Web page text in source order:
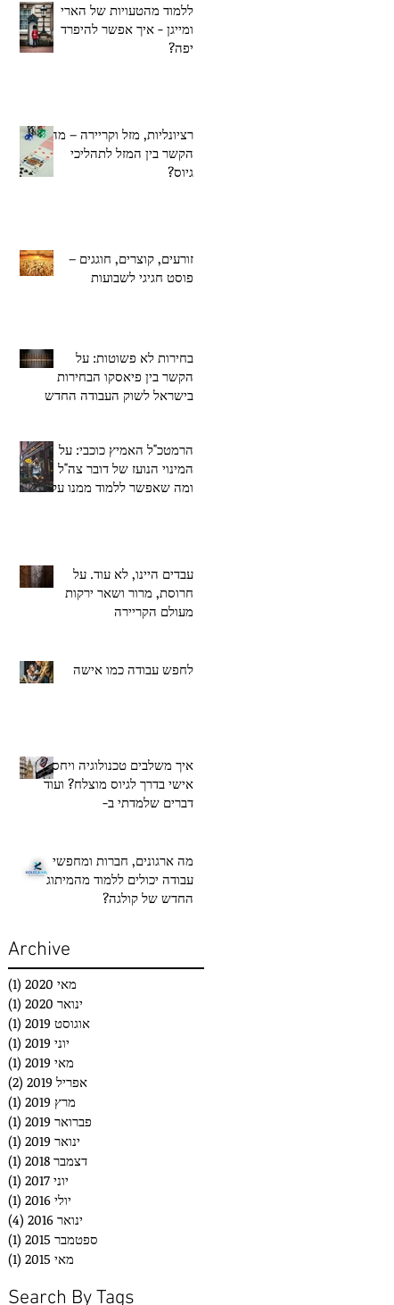
ללמוד מהטעויות של הארי
ומייגן - איך אפשר להיפרד
יפה?
רציונליות, מזל וקריירה – מה
הקשר בין המזל לתהליכי
גיוס?
זורעים, קוצרים, חוגגים –
פוסט חגיגי לשבועות
בחירות לא פשוטות: על
הקשר בין פיאסקו הבחירות
בישראל לשוק העבודה החדש
הרמטכ"ל האמיץ כוכבי: על
המינוי הנועז של דובר צה"ל
ומה שאפשר ללמוד ממנו על
עבדים היינו, לא עוד. על
חרוסת, מרור ושאר ירקות
מעולם הקריירה
לחפש עבודה כמו אישה
איך משלבים טכנולוגיה ויחס
אישי בדרך לגיוס מוצלח? ועוד
דברים שלמדתי ב-
מה ארגונים, חברות ומחפשי
עבודה יכולים ללמוד מהמיתוג
החדש של קולגה?
Archive
מאי 2020 (1)
ינואר 2020
(1)
אוגוסט 2019
(1)
יוני 2019
(1)
מאי 2019
(1)
אפריל 2019
(2)
מרץ 2019
(1)
פברואר 2019
(1)
ינואר 2019
(1)
דצמבר 2018
(1)
יוני 2017
(1)
יולי 2016
(1)
ינואר 2016
(4)
ספטמבר 2015
(1)
מאי 2015
(1)
Search By Tags